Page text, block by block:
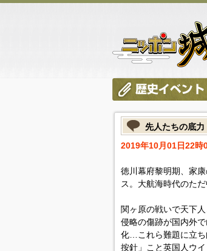
先人たちの底力
2019年10月01日22時
徳川幕府黎明期、家
ス。大航海時代のた
関ヶ原の戦いで天下
侵略の傷跡が国内外
化…これら難題に立ち
按針」こと英国人ウ